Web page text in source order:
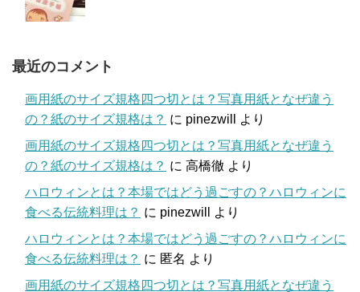
最近のコメント
画用紙のサイズ規格四つ切とは？写真用紙となぜ違う
の？紙のサイズ規格は？ に pinezwill
より
画用紙のサイズ規格四つ切とは？写真用紙となぜ違う
の？紙のサイズ規格は？ に 高橋徹 より
ハロウィンとは？本場ではどう過ごすの？ハロウィンに
食べる伝統料理は？ に pinezwill
より
ハロウィンとは？本場ではどう過ごすの？ハロウィンに
食べる伝統料理は？ に 匿名 より
画用紙のサイズ規格四つ切とは？写真用紙となぜ違う